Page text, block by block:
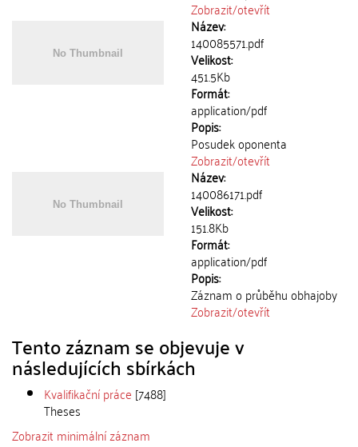
Zobrazit/otevřít
Název:
140085571.pdf
Velikost:
451.5Kb
Formát:
application/pdf
Popis:
Posudek oponenta
Zobrazit/otevřít
Název:
140086171.pdf
Velikost:
151.8Kb
Formát:
application/pdf
Popis:
Záznam o průběhu obhajoby
Zobrazit/otevřít
Tento záznam se objevuje v
následujících sbírkách
Kvalifikační práce [7488]
Theses
Zobrazit minimální záznam